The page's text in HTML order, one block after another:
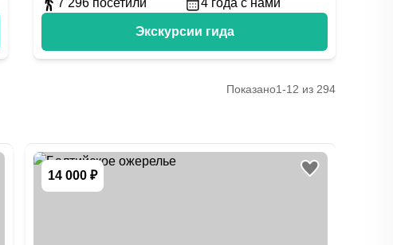
7 296 посетили 4 года с нами
Экскурсии гида
Показано1-12 из 294
14 000 ₽